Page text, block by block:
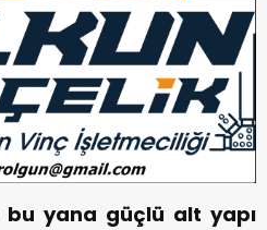
bu yana güçlü alt yapı